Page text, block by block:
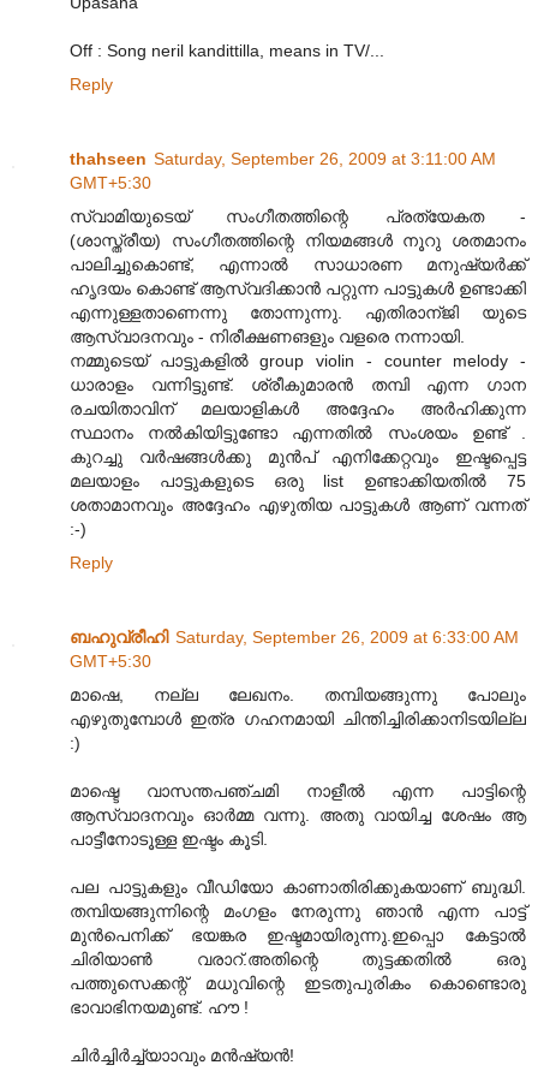
Off : Song neril kandittilla, means in TV/...
Reply
thahseen Saturday, September 26, 2009 at 3:11:00 AM
GMT+5:30
സ്വാമിയുടെയ്‌ സംഗീതത്തിന്റെ പ്രത്യേകത -
(ശാസ്ത്രീയ) സംഗീതത്തിന്റെ നിയമങ്ങള്‍ നൂറു ശതമാനം
പാലിച്ചുകൊണ്ട്‌, എന്നാല്‍ സാധാരണ മനുഷ്യര്‍ക്ക്‌
ഹൃദയം കൊണ്ട് ആസ്വദിക്കാന്‍ പറ്റുന്ന പാട്ടുകള്‍ ഉണ്ടാക്കി
എന്നുള്ളതാണെന്നു തോന്നുന്നു. എതിരാന്ജി യുടെ
ആസ്വാദനവും - നിരീക്ഷണങളും വളരെ നന്നായി.
നമ്മുടെയ്‌ പാട്ടുകളില്‍ group violin - counter melody -
ധാരാളം വന്നിട്ടുണ്ട്. ശ്രീകുമാരന്‍ തമ്പി എന്ന ഗാന
രചയിതാവിന് മലയാളികള്‍ അദ്ദേഹം അര്‍ഹിക്കുന്ന
സ്ഥാനം നല്‍കിയിട്ടുണ്ടോ എന്നതില്‍ സംശയം ഉണ്ട് .
കുറച്ചു വര്‍ഷങ്ങള്‍ക്കു മുന്‍പ് എനിക്കേറ്റവും ഇഷ്ടപ്പെട്ട
മലയാളം പാട്ടുകളുടെ ഒരു list ഉണ്ടാക്കിയതില്‍ 75
ശതാമാനവും അദ്ദേഹം എഴുതിയ പാട്ടുകള്‍ ആണ് വന്നത്
:-)
Reply
ബഹുവ്രീഹി Saturday, September 26, 2009 at 6:33:00 AM
GMT+5:30
മാഷെ, നല്ല ലേഖനം. തമ്പിയങ്ങുന്നു പോലും
എഴുതുമ്പോൾ ഇത്ര ഗഹനമായി ചിന്തിച്ചിരിക്കാനിടയില്ല
:)
മാഷ്ടെ വാസന്തപഞ്ചമി നാളീൽ എന്ന പാട്ടിന്റെ
ആസ്വാദനവും ഓർമ്മ വന്നു. അതു വായിച്ച ശേഷം ആ
പാട്ടീനോടൂള്ള ഇഷ്ടം കൂടി.
പല പാട്ടുകളും വീഡിയോ കാണാതിരിക്കുകയാണ് ബുദ്ധി.
തമ്പിയങ്ങുന്നിന്റെ മംഗളം നേരുന്നു ഞാൻ എന്ന പാട്ട്
മുൻപെനിക്ക് ഭയങ്കര ഇഷ്ടമായിരുന്നു.ഇപ്പൊ കേട്ടാൽ
ചിരിയാൺ വരാറ്‌.അതിന്റെ തുട്ടക്കതിൽ ഒരു
പത്തുസെക്കന്റ് മധുവിന്റെ ഇടതുപുരികം കൊണ്ടൊരു
ഭാവാഭിനയമുണ്ട്. ഹൗ !
ചിർച്ചിർച്ച്യാ‍ാവും മൻഷ്യൻ!